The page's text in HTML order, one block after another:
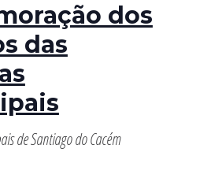
dos
das
de Santiago do Cacém